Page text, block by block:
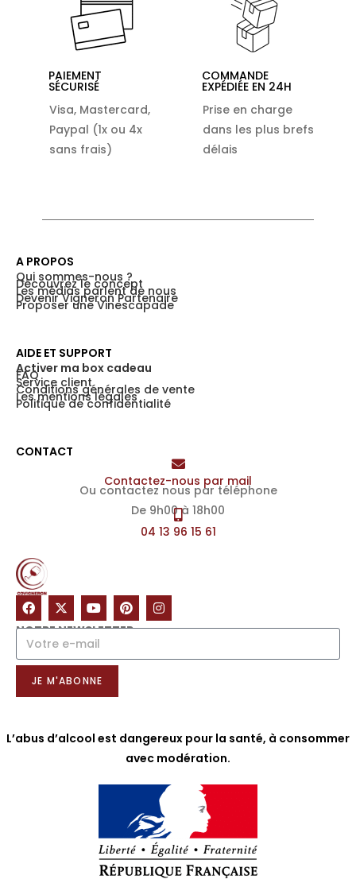
PAIEMENT
SÉCURISÉ
Visa, Mastercard,
Paypal (1x ou 4x
sans frais)
COMMANDE
EXPÉDIÉE EN 24H
Prise en charge
dans les plus brefs
délais
NOTRE NEWSLETTER
JE M'ABONNE
CONTACT
Contactez-nous par mail
Ou contactez nous par téléphone
De 9h00 à 18h00
04 13 96 15 61
AIDE ET SUPPORT
Activer ma box cadeau
FAQ
Service client
Conditions générales de vente
Les mentions légales
Politique de confidentialité
A PROPOS
Qui sommes-nous ?
Découvrez le concept
Les médias parlent de nous
Devenir Vigneron Partenaire
Proposer une Vinescapade
L’abus d’alcool est dangereux pour la santé, à consommer
avec modération.